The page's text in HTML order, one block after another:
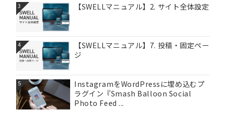
3 【SWELLマニュアル】2. サイト全体設定
4
【SWELLマニュアル】7. 投稿・固定ペー
ジ
5
InstagramをWordPressに埋め込むプ
ラグイン『Smash Balloon Social
Photo Feed ...